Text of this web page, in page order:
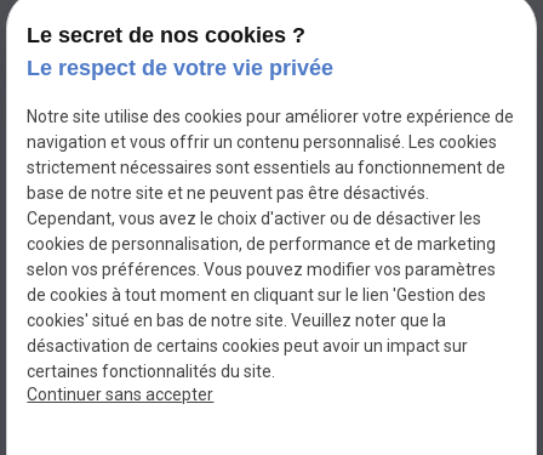
BEL'ELEC
Electricien à MIRAMAS
Le secret de nos cookies ?
Le respect de votre vie privée
Notre site utilise des cookies pour améliorer votre expérience de
navigation et vous offrir un contenu personnalisé. Les cookies
strictement nécessaires sont essentiels au fonctionnement de
base de notre site et ne peuvent pas être désactivés.
Cependant, vous avez le choix d'activer ou de désactiver les
cookies de personnalisation, de performance et de marketing
selon vos préférences. Vous pouvez modifier vos paramètres
de cookies à tout moment en cliquant sur le lien 'Gestion des
cookies' situé en bas de notre site. Veuillez noter que la
désactivation de certains cookies peut avoir un impact sur
certaines fonctionnalités du site.
Continuer sans accepter